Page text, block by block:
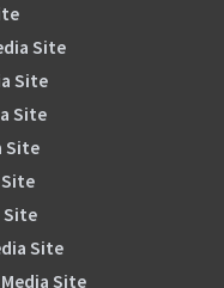
Site
Site
Site
Site
Site
Site
Site
Site